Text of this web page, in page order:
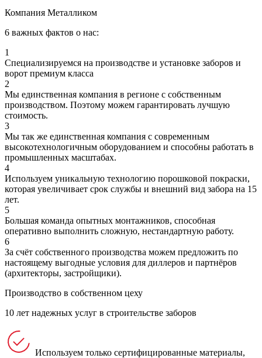
Компания Металликом
6 важных фактов о нас:
1
Специализируемся на производстве и установке заборов и
ворот премиум класса
2
Мы единственная компания в регионе с собственным
производством. Поэтому можем гарантировать лучшую
стоимость.
3
Мы так же единственная компания с современным
высокотехнологичным оборудованием и способны работать в
промышленных масштабах.
4
Используем уникальную технологию порошковой покраски,
которая увеличивает срок службы и внешний вид забора на 15
лет.
5
Большая команда опытных монтажников, способная
оперативно выполнить сложную, нестандартную работу.
6
За счёт собственного производства можем предложить по
настоящему выгодные условия для диллеров и партнёров
(архитекторы, застройщики).
Производство в собственном цеху
10 лет надежных услуг в строительстве заборов
Используем только сертифицированные материалы,